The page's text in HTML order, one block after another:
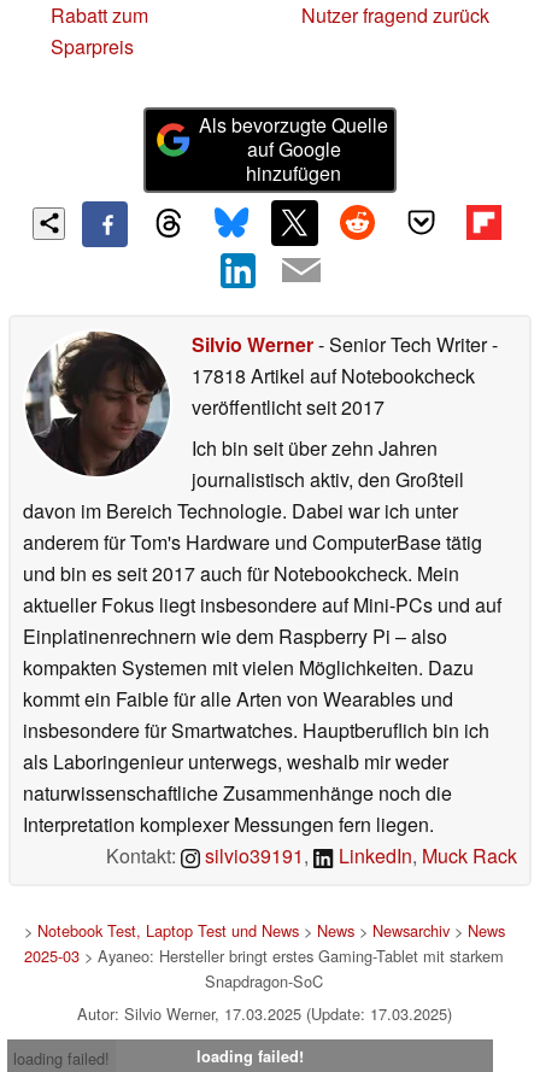
Rabatt zum
Sparpreis
Nutzer fragend zurück
Als bevorzugte Quelle
auf Google
hinzufügen
Silvio Werner- Senior Tech Writer-
17818 Artikel auf Notebookcheck
veröffentlichtseit 2017
Ich bin seit über zehn Jahren
journalistisch aktiv, den Großteil
davon im Bereich Technologie. Dabei war ich unter
anderem für Tom's Hardware und ComputerBase tätig
und bin es seit 2017 auch für Notebookcheck. Mein
aktueller Fokus liegt insbesondere auf Mini-PCs und auf
Einplatinenrechnern wie dem Raspberry Pi – also
kompakten Systemen mit vielen Möglichkeiten. Dazu
kommt ein Faible für alle Arten von Wearables und
insbesondere für Smartwatches. Hauptberuflich bin ich
als Laboringenieur unterwegs, weshalb mir weder
naturwissenschaftliche Zusammenhänge noch die
Interpretation komplexer Messungen fern liegen.
Kontakt:
silvio39191, LinkedIn, Muck Rack
> Notebook Test, Laptop Test und News> News> Newsarchiv> News
2025-03 > Ayaneo: Hersteller bringt erstes Gaming-Tablet mit starkem
Snapdragon-SoC
Autor: Silvio Werner, 17.03.2025 (Update: 17.03.2025)
loading failed!
loading failed!